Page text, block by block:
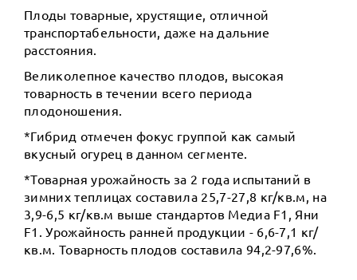
Плоды товарные, хрустящие, отличной
транспортабельности, даже на дальние
расстояния.
Великолепное качество плодов, высокая
товарность в течении всего периода
плодоношения.
*Гибрид отмечен фокус группой как самый
вкусный огурец в данном сегменте.
*Товарная урожайность за 2 года испытаний в
зимних теплицах составила 25,7-27,8 кг/кв.м, на
3,9-6,5 кг/кв.м выше стандартов Медиа F1, Яни
F1. Урожайность ранней продукции - 6,6-7,1 кг/
кв.м. Товарность плодов составила 94,2-97,6%.